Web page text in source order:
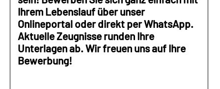
Ihrem Lebenslauf über unser
Onlineportal oder direkt per WhatsApp.
Aktuelle Zeugnisse runden Ihre
Unterlagen ab. Wir freuen uns auf Ihre
Bewerbung!